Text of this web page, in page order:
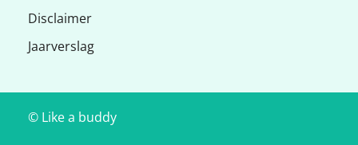
Disclaimer
Jaarverslag
© Like a buddy